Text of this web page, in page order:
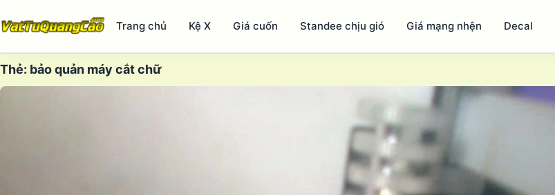
Trang chủ Kệ X Giá cuốn Standee chịu gió Giá mạng nhện Decal
Thẻ: bảo quản máy cắt chữ